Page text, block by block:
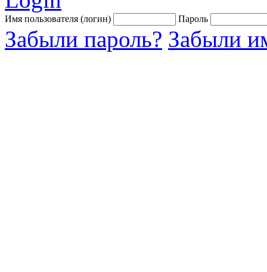
Имя пользователя (логин) Пароль
Забыли пароль? Забыли